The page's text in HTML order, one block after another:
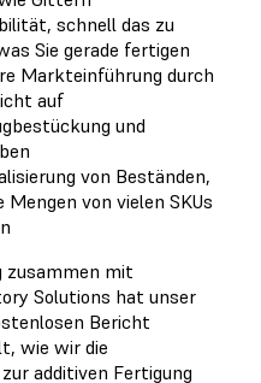
schnell das zu
Sie gerade fertigen
Markteinführung durch
auf
und
von Beständen,
Mengen von vielen SKUs
zusammen mit
Solutions hat unser
Bericht
wie wir die
additiven Fertigung